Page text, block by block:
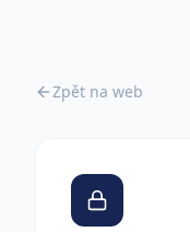
Zpět na web